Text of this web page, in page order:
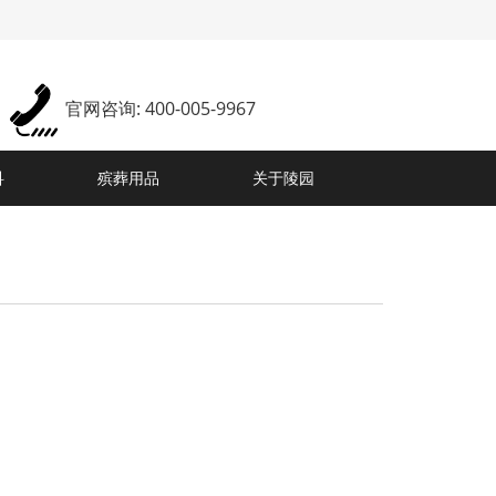
官网咨询: 400-005-9967
殡葬用品 关于陵园